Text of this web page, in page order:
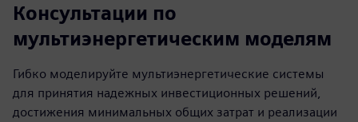
Консультации по
мультиэнергетическим моделям
Гибко моделируйте мультиэнергетические системы
для принятия надежных инвестиционных решений,
достижения минимальных общих затрат и реализации